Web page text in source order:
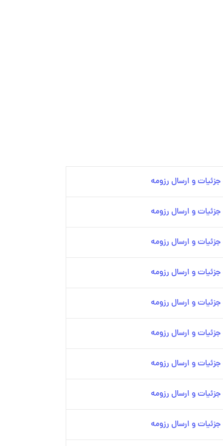
و ارسال رزومه
و ارسال رزومه
و ارسال رزومه
و ارسال رزومه
و ارسال رزومه
و ارسال رزومه
و ارسال رزومه
و ارسال رزومه
و ارسال رزومه